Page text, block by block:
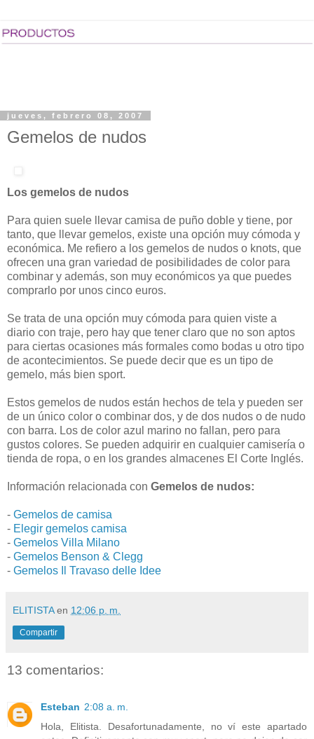
jueves, febrero 08, 2007
Gemelos de nudos
Los gemelos de nudos
Para quien suele llevar camisa de puño doble y tiene, por
tanto, que llevar gemelos, existe una opción muy cómoda y
económica. Me refiero a los gemelos de nudos o knots, que
ofrecen una gran variedad de posibilidades de color para
combinar y además, son muy económicos ya que puedes
comprarlo por unos cinco euros.
Se trata de una opción muy cómoda para quien viste a
diario con traje, pero hay que tener claro que no son aptos
para ciertas ocasiones más formales como bodas u otro tipo
de acontecimientos. Se puede decir que es un tipo de
gemelo, más bien sport.
Estos gemelos de nudos están hechos de tela y pueden ser
de un único color o combinar dos, y de dos nudos o de nudo
con barra. Los de color azul marino no fallan, pero para
gustos colores. Se pueden adquirir en cualquier camisería o
tienda de ropa, o en los grandes almacenes El Corte Inglés.
Información relacionada con Gemelos de nudos:
- Gemelos de camisa
- Elegir gemelos camisa
- Gemelos Villa Milano
- Gemelos Benson & Clegg
- Gemelos Il Travaso delle Idee
ELITISTA en 12:06 p. m.
Compartir
13 comentarios:
Esteban 2:08 a. m.
Hola, Elitista. Desafortunadamente, no ví este apartado